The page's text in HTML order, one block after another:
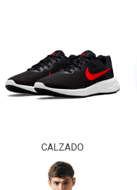
CALZADO